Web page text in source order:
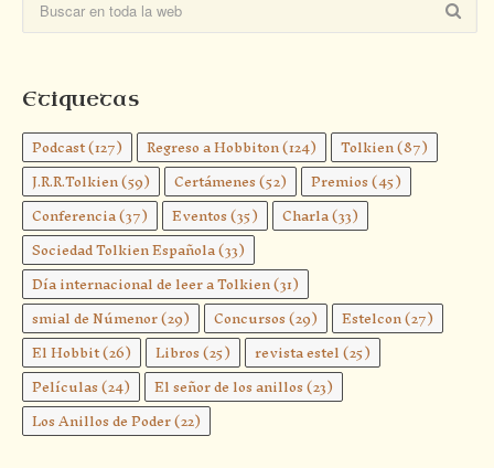
Etiquetas
Podcast(127) Regreso a Hobbiton(124) Tolkien(87)
J.R.R.Tolkien(59) Certámenes(52) Premios(45)
Conferencia(37) Eventos(35) Charla(33)
Sociedad Tolkien Española(33)
Día internacional de leer a Tolkien(31)
smial de Númenor(29) Concursos(29) Estelcon(27)
El Hobbit(26) Libros(25) revista estel(25)
Películas(24) El señor de los anillos(23)
Los Anillos de Poder(22)